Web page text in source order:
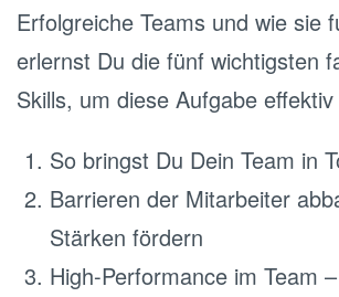
Erfolgreiche Teams und wie sie
erlernst Du die fünf wichtigsten
Skills, um diese Aufgabe
So bringst Du Dein Team in
Barrieren der Mitarbeiter
Stärken fördern
High-Performance im Team